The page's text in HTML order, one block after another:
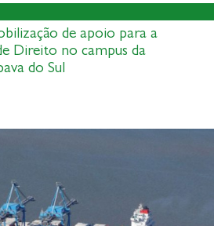
de apoio para a
Direito no campus da
do Sul